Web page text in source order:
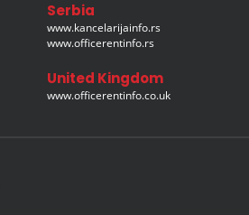
Serbia
www.kancelarijainfo.rs
www.officerentinfo.rs
United Kingdom
www.officerentinfo.co.uk